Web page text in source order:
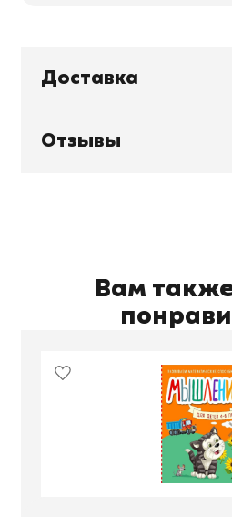
Доставка
Отзывы
Вам